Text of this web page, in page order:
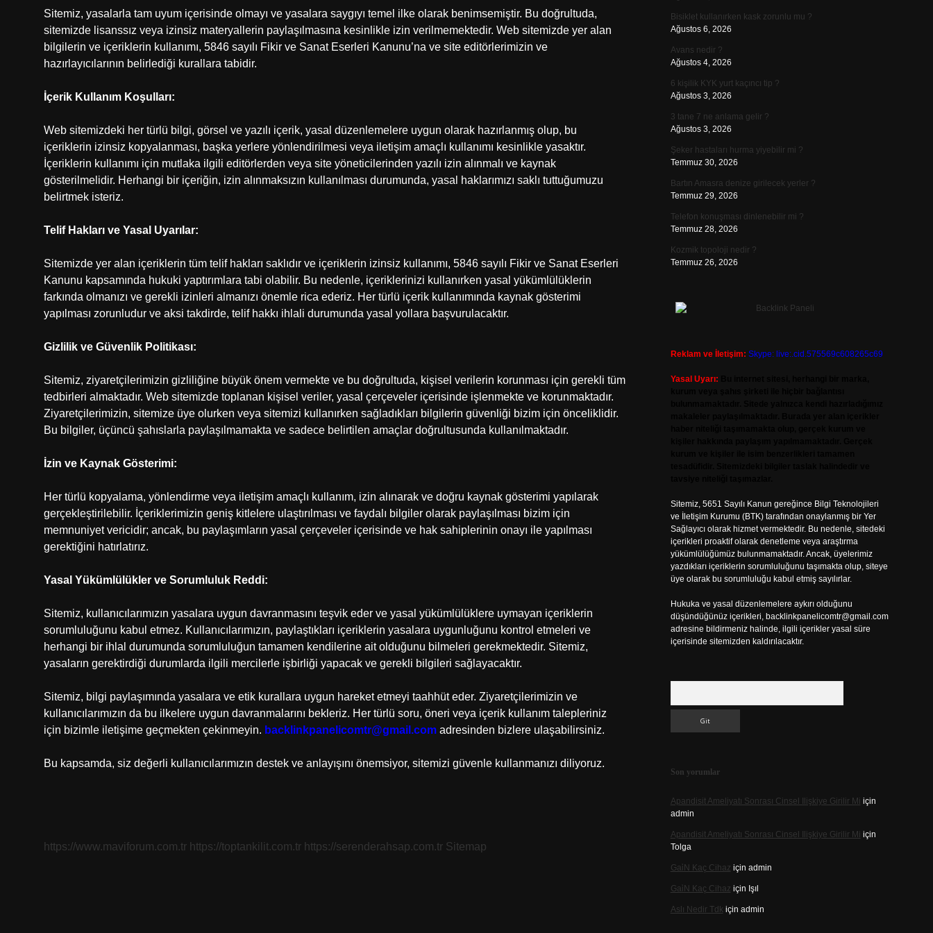
Sitemiz, yasalarla tam uyum içerisinde olmayı ve yasalara saygıyı temel ilke olarak benimsemiştir. Bu doğrultuda,
sitemizde lisanssız veya izinsiz materyallerin paylaşılmasına kesinlikle izin verilmemektedir. Web sitemizde yer alan
bilgilerin ve içeriklerin kullanımı, 5846 sayılı Fikir ve Sanat Eserleri Kanunu’na ve site editörlerimizin ve
hazırlayıcılarının belirlediği kurallara tabidir.
İçerik Kullanım Koşulları:
Web sitemizdeki her türlü bilgi, görsel ve yazılı içerik, yasal düzenlemelere uygun olarak hazırlanmış olup, bu
içeriklerin izinsiz kopyalanması, başka yerlere yönlendirilmesi veya iletişim amaçlı kullanımı kesinlikle yasaktır.
İçeriklerin kullanımı için mutlaka ilgili editörlerden veya site yöneticilerinden yazılı izin alınmalı ve kaynak
gösterilmelidir. Herhangi bir içeriğin, izin alınmaksızın kullanılması durumunda, yasal haklarımızı saklı tuttuğumuzu
belirtmek isteriz.
Telif Hakları ve Yasal Uyarılar:
Sitemizde yer alan içeriklerin tüm telif hakları saklıdır ve içeriklerin izinsiz kullanımı, 5846 sayılı Fikir ve Sanat Eserleri
Kanunu kapsamında hukuki yaptırımlara tabi olabilir. Bu nedenle, içeriklerinizi kullanırken yasal yükümlülüklerin
farkında olmanızı ve gerekli izinleri almanızı önemle rica ederiz. Her türlü içerik kullanımında kaynak gösterimi
yapılması zorunludur ve aksi takdirde, telif hakkı ihlali durumunda yasal yollara başvurulacaktır.
Gizlilik ve Güvenlik Politikası:
Sitemiz, ziyaretçilerimizin gizliliğine büyük önem vermekte ve bu doğrultuda, kişisel verilerin korunması için gerekli tüm
tedbirleri almaktadır. Web sitemizde toplanan kişisel veriler, yasal çerçeveler içerisinde işlenmekte ve korunmaktadır.
Ziyaretçilerimizin, sitemize üye olurken veya sitemizi kullanırken sağladıkları bilgilerin güvenliği bizim için önceliklidir.
Bu bilgiler, üçüncü şahıslarla paylaşılmamakta ve sadece belirtilen amaçlar doğrultusunda kullanılmaktadır.
İzin ve Kaynak Gösterimi:
Her türlü kopyalama, yönlendirme veya iletişim amaçlı kullanım, izin alınarak ve doğru kaynak gösterimi yapılarak
gerçekleştirilebilir. İçeriklerimizin geniş kitlelere ulaştırılması ve faydalı bilgiler olarak paylaşılması bizim için
memnuniyet vericidir; ancak, bu paylaşımların yasal çerçeveler içerisinde ve hak sahiplerinin onayı ile yapılması
gerektiğini hatırlatırız.
Yasal Yükümlülükler ve Sorumluluk Reddi:
Sitemiz, kullanıcılarımızın yasalara uygun davranmasını teşvik eder ve yasal yükümlülüklere uymayan içeriklerin
sorumluluğunu kabul etmez. Kullanıcılarımızın, paylaştıkları içeriklerin yasalara uygunluğunu kontrol etmeleri ve
herhangi bir ihlal durumunda sorumluluğun tamamen kendilerine ait olduğunu bilmeleri gerekmektedir. Sitemiz,
yasaların gerektirdiği durumlarda ilgili mercilerle işbirliği yapacak ve gerekli bilgileri sağlayacaktır.
Sitemiz, bilgi paylaşımında yasalara ve etik kurallara uygun hareket etmeyi taahhüt eder. Ziyaretçilerimizin ve
kullanıcılarımızın da bu ilkelere uygun davranmalarını bekleriz. Her türlü soru, öneri veya içerik kullanım talepleriniz
için bizimle iletişime geçmekten çekinmeyin. backlinkpanelicomtr@gmail.com adresinden bizlere ulaşabilirsiniz.
Bu kapsamda, siz değerli kullanıcılarımızın destek ve anlayışını önemsiyor, sitemizi güvenle kullanmanızı diliyoruz.
https://www.maviforum.com.tr https://toptankilit.com.tr https://serenderahsap.com.tr Sitemap
Bisiklet kullanırken kask zorunlu mu ?
Ağustos 6, 2026
Avans nedir ?
Ağustos 4, 2026
6 kişilik KYK yurt kaçıncı tip ?
Ağustos 3, 2026
3 tane 7 ne anlama gelir ?
Ağustos 3, 2026
Şeker hastaları hurma yiyebilir mi ?
Temmuz 30, 2026
Bartın Amasra denize girilecek yerler ?
Temmuz 29, 2026
Telefon konuşması dinlenebilir mi ?
Temmuz 28, 2026
Kozmik topoloji nedir ?
Temmuz 26, 2026
Reklam ve İletişim: Skype: live:.cid.575569c608265c69
Yasal Uyarı:
Sitemiz, 5651 Sayılı Kanun gereğince Bilgi Teknolojileri
ve İletişim Kurumu (BTK) tarafından onaylanmış bir Yer
Sağlayıcı olarak hizmet vermektedir. Bu nedenle, sitedeki
içerikleri proaktif olarak denetleme veya araştırma
yükümlülüğümüz bulunmamaktadır. Ancak, üyelerimiz
yazdıkları içeriklerin sorumluluğunu taşımakta olup, siteye
üye olarak bu sorumluluğu kabul etmiş sayılırlar.
Hukuka ve yasal düzenlemelere aykırı olduğunu
düşündüğünüz içerikleri, backlinkpanelicomtr@gmail.com
adresine bildirmeniz halinde, ilgili içerikler yasal süre
içerisinde sitemizden kaldırılacaktır.
Son yorumlar
Apandisit Ameliyatı Sonrası Cinsel Ilişkiye Girilir Mi için
admin
Apandisit Ameliyatı Sonrası Cinsel Ilişkiye Girilir Mi için
Tolga
Gai̇N Kaç Cihaz için admin
Gai̇N Kaç Cihaz için Işıl
Aslı Nedir Tdk için admin